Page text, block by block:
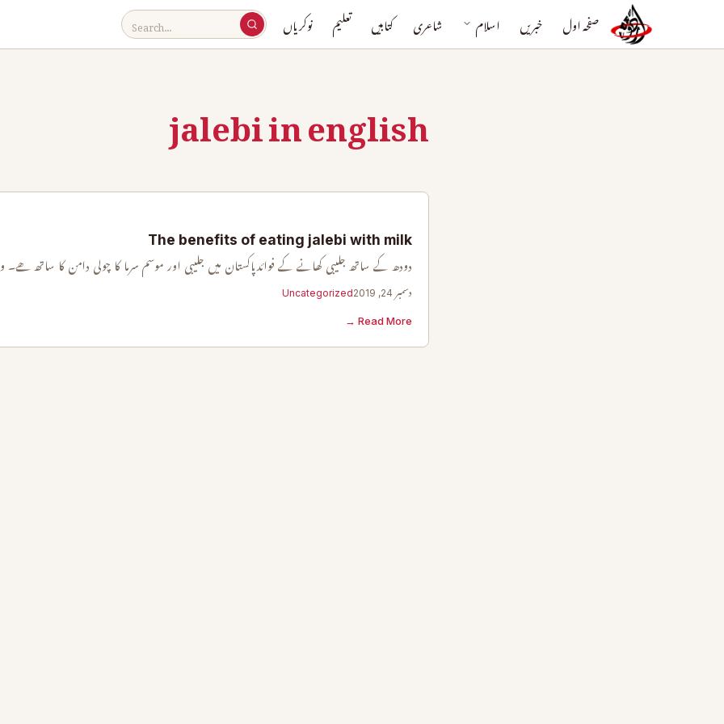
صفحہ اول خبریں اسلام شاعری کتابیں تعلیم نوکریاں
jalebi in english
The benefits of eating jalebi with milk
دودھ کے ساتھ جلیبی کھانے کے فوائدپاکستان میں جلیبی اور موسم سرما کا چولی دامن کا ساتھ ھے۔
دسمبر 24, 2019 Uncategorized
Read More →